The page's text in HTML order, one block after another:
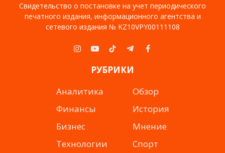
Свидетельство о постановке на учет периодического
печатного издания, информационного агентства и
сетевого издания № KZ10VPY00111108
Instagram
YouTubeTikTokTelegramFacebook
РУБРИКИ
Аналитика
Финансы
Бизнес
Технологии
Обзор
История
Мнение
Спорт